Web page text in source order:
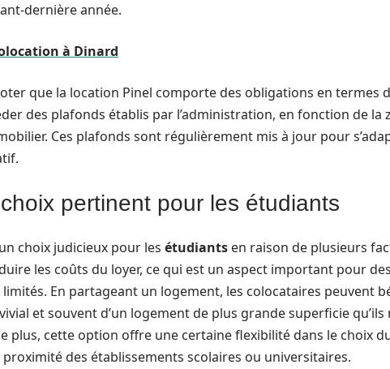
dernière année.
à Dinard
que la location Pinel comporte des obligations en termes
des plafonds établis par l’administration, en fonction de la
Ces plafonds sont régulièrement mis à jour pour
pertinent pour les étudiants
choix judicieux pour les étudiants en raison de plusieurs
les coûts du loyer, ce qui est un aspect important pour
En partageant un logement, les colocataires peuvent
et souvent d’un logement de plus grande superficie qu’ils
plus, cette option offre une certaine flexibilité dans le choix
des établissements scolaires ou universitaires.